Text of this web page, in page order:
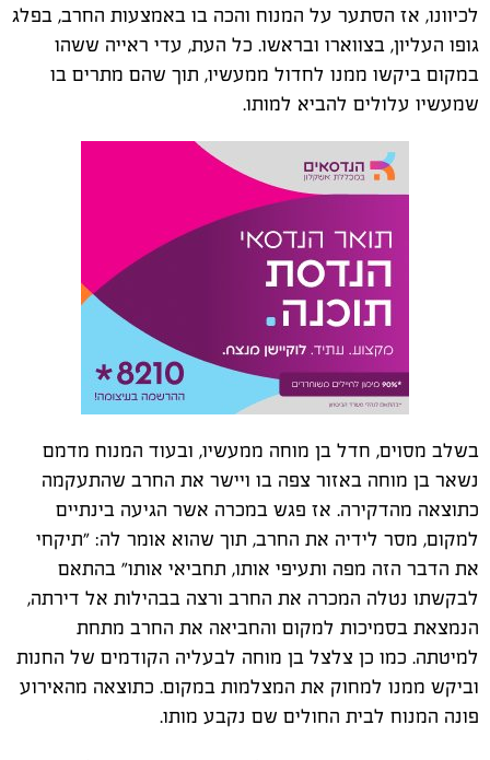
לכיוונו, אז הסתער על המנוח והכה בו באמצעות החרב, בפלג
גופו העליון, בצווארו ובראשו. כל העת, עדי ראייה ששהו
במקום ביקשו ממנו לחדול ממעשיו, תוך שהם מתרים בו
שמעשיו עלולים להביא למותו.
בשלב מסוים, חדל בן מוחה ממעשיו, ובעוד המנוח מדמם
נשאר בן מוחה באזור צפה בו ויישר את החרב שהתעקמה
כתוצאה מהדקירה. אז פגש במכרה אשר הגיעה בינתיים
למקום, מסר לידיה את החרב, תוך שהוא אומר לה: "תיקחי
את הדבר הזה מפה ותעיפי אותו, תחביאי אותו" בהתאם
לבקשתו נטלה המכרה את החרב ורצה בבהילות אל דירתה,
הנמצאת בסמיכות למקום והחביאה את החרב מתחת
למיטתה. כמו כן צלצל בן מוחה לבעליה הקודמים של החנות
וביקש ממנו למחוק את המצלמות במקום. כתוצאה מהאירוע
פונה המנוח לבית החולים שם נקבע מותו.